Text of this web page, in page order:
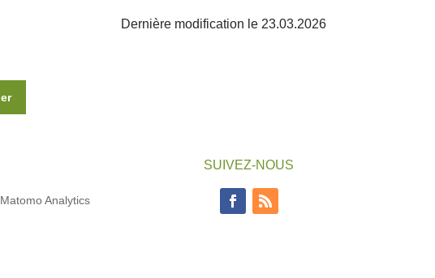
Dernière modification le 23.03.2026
Matomo Analytics
SUIVEZ-NOUS